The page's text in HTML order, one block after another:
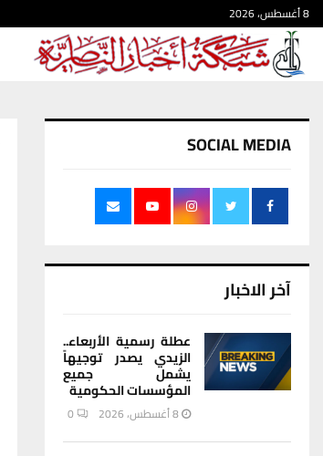
8 أغسطس، 2026
SOCIAL MEDIA
آخر الاخبار
عطلة رسمية الأربعاء..
الزيدي يصدر توجيهاً
يشمل جميع
المؤسسات الحكومية
8 أغسطس، 2026 0